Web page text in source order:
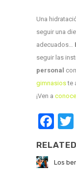
Una
seguir una
adecuados…
seguir las
personal
gimnasioste
¡Ven a
Los